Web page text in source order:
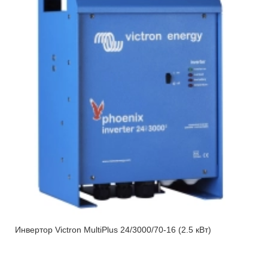
Инвертор Victron MultiPlus 24/3000/70-16 (2.5 кВт)